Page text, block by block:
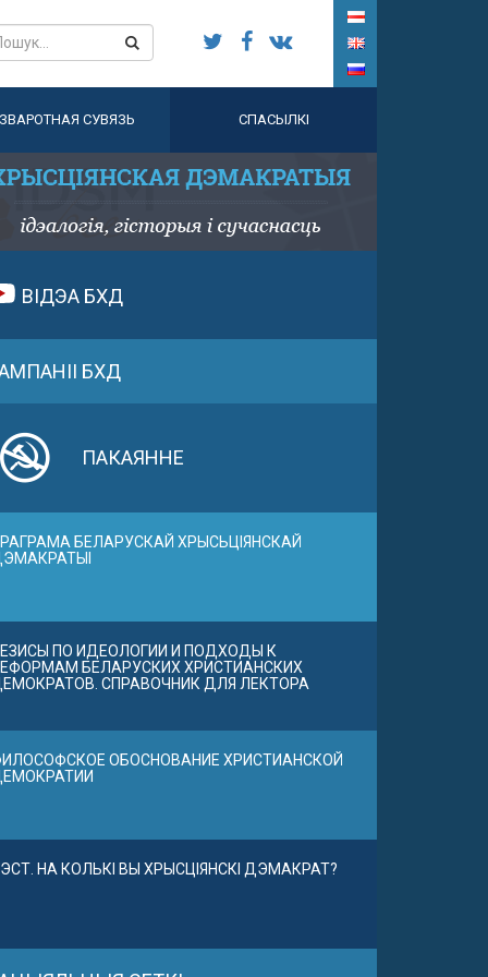
ЗВАРОТНАЯ СУВЯЗЬ СПАСЫЛКІ
ВІДЭА БХД
БХД
ПАКАЯННЕ
БЕЛАРУСКАЙ ХРЫСЬЦІЯНСКАЙ
ПО ИДЕОЛОГИИ И ПОДХОДЫ К
БЕЛАРУСКИХ ХРИСТИАНСКИХ
СПРАВОЧНИК ДЛЯ ЛЕКТОРА
ОБОСНОВАНИЕ ХРИСТИАНСКОЙ
НА КОЛЬКІ ВЫ ХРЫСЦІЯНСКІ ДЭМАКРАТ?